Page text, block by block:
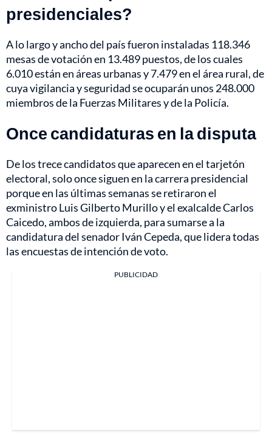
presidenciales?
A lo largo y ancho del país fueron instaladas 118.346
mesas de votación en 13.489 puestos, de los cuales
6.010 están en áreas urbanas y 7.479 en el área rural, de
cuya vigilancia y seguridad se ocuparán unos 248.000
miembros de la Fuerzas Militares y de la Policía.
Once candidaturas en la disputa
De los trece candidatos que aparecen en el tarjetón
electoral, solo once siguen en la carrera presidencial
porque en las últimas semanas se retiraron el
exministro Luis Gilberto Murillo y el exalcalde Carlos
Caicedo, ambos de izquierda, para sumarse a la
candidatura del senador Iván Cepeda, que lidera todas
las encuestas de intención de voto.
PUBLICIDAD